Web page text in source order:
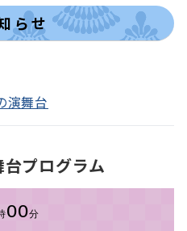
らせ
演舞台
台プログラム
00分